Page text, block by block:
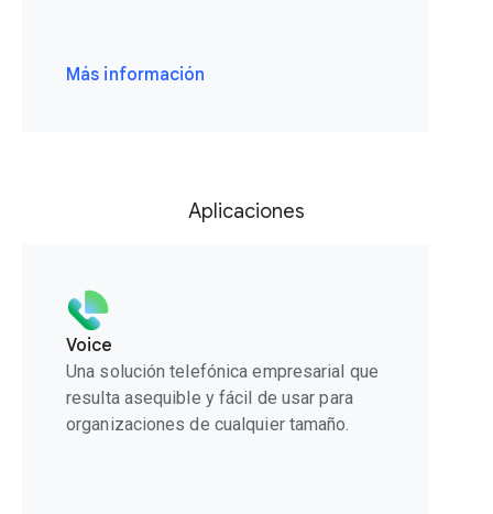
Más información
Aplicaciones
Voice
Una solución telefónica empresarial que
resulta asequible y fácil de usar para
organizaciones de cualquier tamaño.